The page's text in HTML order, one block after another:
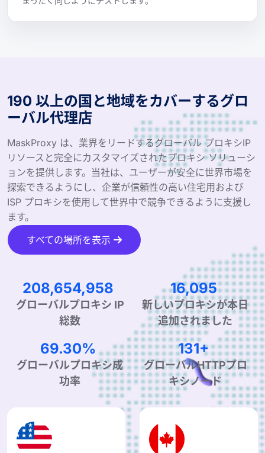
190 以上の国と地域をカバーするグロ
ーバル代理店
MaskProxy は、業界をリードするグローバル プロキシIP
リソースと完全にカスタマイズされたプロキシ ソリューシ
ョンを提供します。当社は、ユーザーが安全に世界市場を
探索できるようにし、企業が信頼性の高い住宅用および
ISP プロキシを使用して世界中で競争できるように支援し
ます。
すべての場所を表示
300,779,388
グローバルプロキシ IP
23,202
新しいプロキシが本日
追加されました
99.90%
グローバルプロキシ成
190+
グローバルHTTPプロ
キシノード